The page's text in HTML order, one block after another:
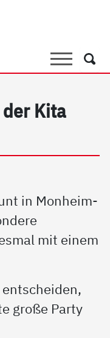
SucheSuche
Kita
in Monheim-
mit einem
große Party